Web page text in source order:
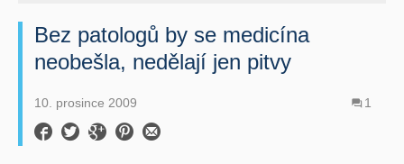
Bez patologů by se medicína
neobešla, nedělají jen pitvy
10. prosince 2009 1